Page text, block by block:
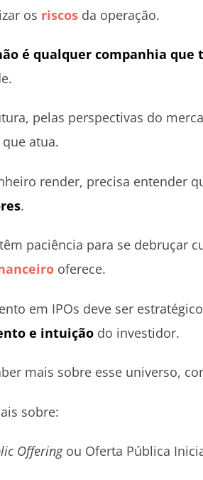
os riscos da operação.
é qualquer companhia que
pelas perspectivas do
atua.
render, precisa entender
.
paciência para se debruçar
oferece.
em IPOs deve ser
e intuição do investidor.
mais sobre esse universo,
sobre:
Offeringou Oferta Pública